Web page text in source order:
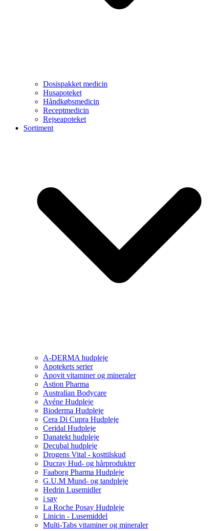
Dosispakket medicin
Husapoteket
Håndkøbsmedicin
Receptmedicin
Rejseapoteket
Sortiment
A-DERMA hudpleje
Apotekets serier
Apovit vitaminer og mineraler
Astion Pharma
Australian Bodycare
Avéne Hudpleje
Bioderma Hudpleje
Cera Di Cupra Hudpleje
Ceridal Hudpleje
Danatekt hudpleje
Decubal hudpleje
Drogens Vital - kosttilskud
Ducray Hud- og hårprodukter
Faaborg Pharma Hudpleje
G.U.M Mund- og tandpleje
Hedrin Lusemidler
i say
La Roche Posay Hudpleje
Linicin - Lusemiddel
Multi-Tabs vitaminer og mineraler